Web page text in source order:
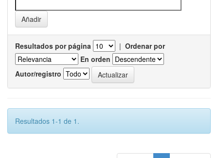
Resultados por página | Ordenar por
En orden
Autor/registro
Resultados 1-1 de 1.